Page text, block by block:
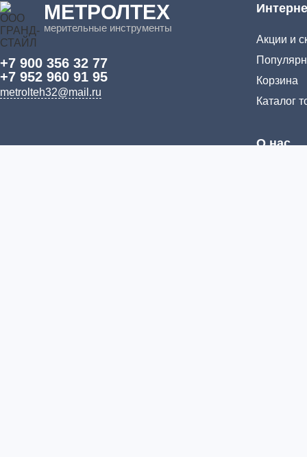
МЕТРОЛТЕХ
мерительные инструменты
+7 900 356 32 77
+7 952 960 91 95
metrolteh32@mail.ru
Акции и
Корзина
Каталог
О нас